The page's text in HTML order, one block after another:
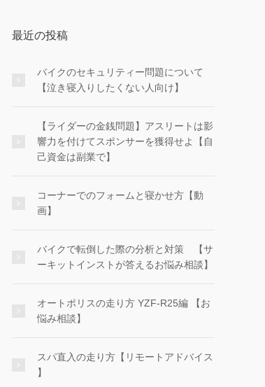
最近の投稿
バイクのセキュリティー問題について
【泣き寝入りしたくない人向け】
【ライダーの金銭問題】アスリートは影
響力を付けてスポンサーを獲得せよ【自
己資金は副業で】
コーナーでのフォームと寝かせ方【動
画】
バイクで転倒した際の分析と対策 【サ
ーキットインストが答えるお悩み相談】
オートポリスの走り方 YZF-R25編 【お
悩み相談】
スパ直入の走り方【リモートアドバイス
】